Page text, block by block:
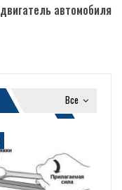
двигатель автомобиля
Все